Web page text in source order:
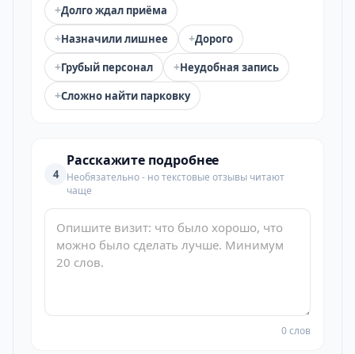
+Долго ждал приёма
+Назначили лишнее +Дорого
+Грубый персонал +Неудобная запись
+Сложно найти парковку
4
Расскажите подробнее
Необязательно - но текстовые отзывы читают
чаще
0 слов